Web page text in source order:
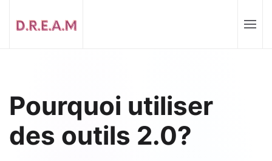
Pourquoi utiliser
des outils 2.0?